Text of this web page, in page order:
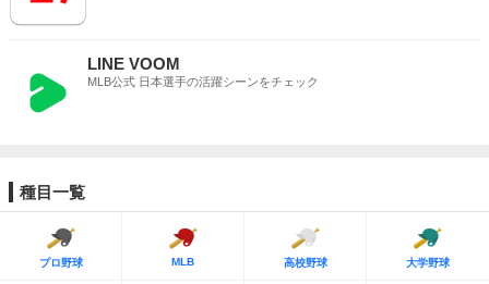
LINE VOOM
MLB公式 日本選手の活躍シーンをチェック
種目一覧
プロ野球 MLB 高校野球 大学野球